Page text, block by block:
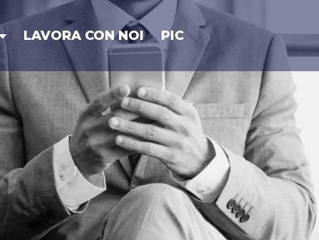
LAVORA CON NOI PIC